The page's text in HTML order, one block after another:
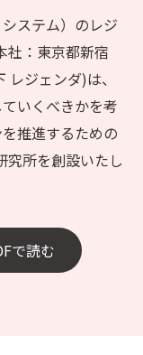
システム）のレジ
社：東京都新宿
ジェンダ)は、
いくべきかを考
推進するための
究所を創設いたし
で読む